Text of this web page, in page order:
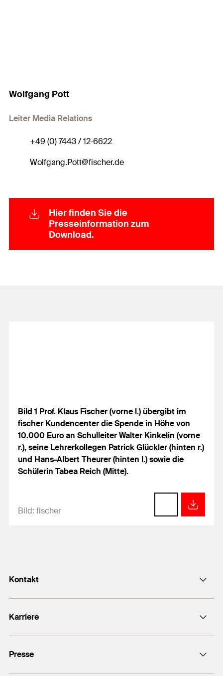
Wolfgang Pott
Leiter Media Relations
+49 (0) 7443 / 12-6622
Wolfgang.Pott@fischer.de
Hier finden Sie die
Presseinformation zum
Download.
Bild 1 Prof. Klaus Fischer (vorne l.) übergibt im
fischer Kundencenter die Spende in Höhe von
10.000 Euro an Schulleiter Walter Kinkelin (vorne
r.), seine Lehrerkollegen Patrick Glückler (hinten r.)
und Hans-Albert Theurer (hinten l.) sowie die
Schülerin Tabea Reich (Mitte).
Bild: fischer
Kontakt
+49 7443 12-0
Karriere
Gute Gründe
Presse